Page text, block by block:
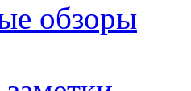
обзоры